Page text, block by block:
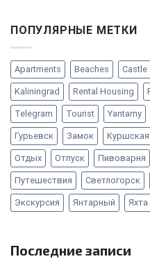
ПОПУЛЯРНЫЕ МЕТКИ
Apartments Beaches Castle
Kaliningrad Rental Housing
Telegram Tourist Yantarny
Гурьевск Замок Куршская
Отдых Отпуск Пивоварня
Путешествия Светлогорск
Экскурсия Янтарный Яхта
Последние записи